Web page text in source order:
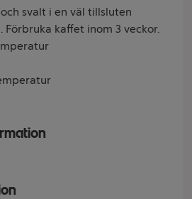
svalt i en väl tillsluten
kaffet inom 3 veckor.